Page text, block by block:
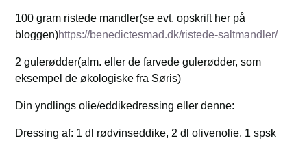
100 gram ristede mandler(se evt. opskrift her på
bloggen)https://benedictesmad.dk/ristede-saltmandler/
2 gulerødder(alm. eller de farvede gulerødder, som
eksempel de økologiske fra Søris)
Din yndlings olie/eddikedressing eller denne:
Dressing af: 1 dl rødvinseddike, 2 dl olivenolie, 1 spsk